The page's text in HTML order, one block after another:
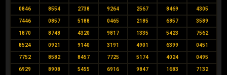
0846 8554 2738 9264 2567 8469 4305
7446 0857 5188 0465 2185 6857 3589
1870 8748 4320 9817 1335 5423 7562
8524 0921 9140 3191 4901 6399 0451
7752 8582 8457 7725 5174 4024 0495
6929 8908 5455 6916 9847 1683 7132